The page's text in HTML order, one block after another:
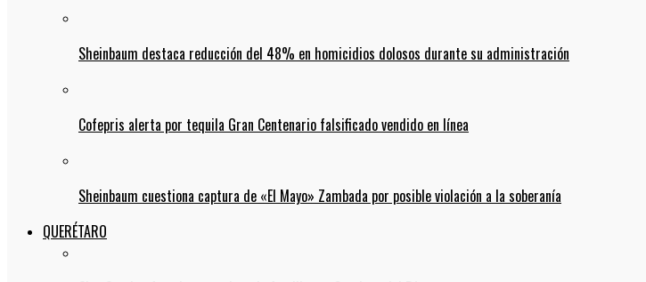
Sheinbaum destaca reducción del 48% en homicidios dolosos durante su administración
Cofepris alerta por tequila Gran Centenario falsificado vendido en línea
Sheinbaum cuestiona captura de «El Mayo» Zambada por posible violación a la soberanía
QUERÉTARO